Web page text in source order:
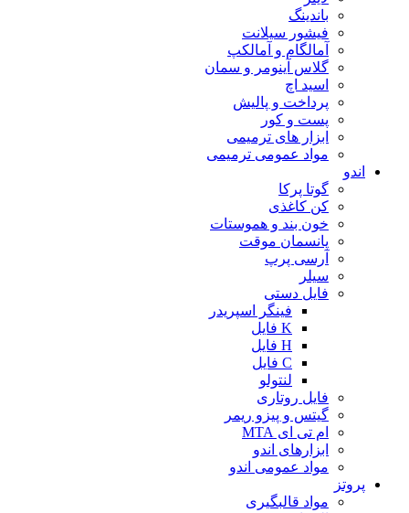
باندینگ
فیشور سیلانت
آمالگام و آمالکپ
گلاس آینومر و سمان
اسید اچ
پرداخت و پالیش
پست و کور
ابزار های ترمیمی
مواد عمومی ترمیمی
اندو
گوتا پرکا
کن کاغذی
خون بند و هموستات
پانسمان موقت
آرسی پرپ
سیلر
فایل دستی
فینگر اسپریدر
K فایل
H فایل
C فایل
لنتولو
فایل روتاری
گیتس و پیزو ریمر
ام تی ای MTA
ابزارهای اندو
مواد عمومی اندو
پروتز
مواد قالبگیری